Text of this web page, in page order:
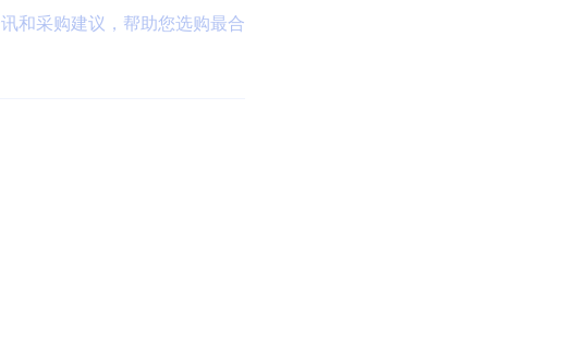
和采购建议，帮助您选购最合